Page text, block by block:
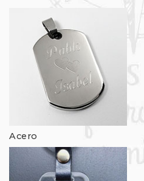
Acero